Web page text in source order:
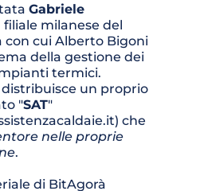
Gabriele
filiale milanese del
con cui Alberto Bigoni
della gestione dei
termici.
un proprio
"SAT"
) che
nelle proprie
.
di BitAgorà